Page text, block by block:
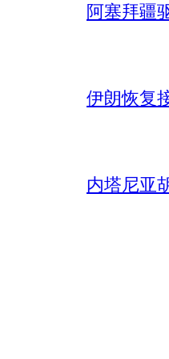
阿塞拜疆
伊朗恢复
内塔尼亚